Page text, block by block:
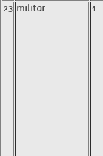
23 militar 1